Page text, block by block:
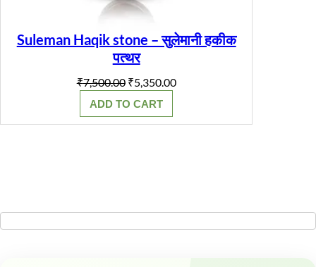
Suleman Haqik stone – सुलेमानी हकीक
पत्थर
₹7,500.00 Original
price
was:
₹7,500.00.
₹5,350.00Current
ADD TO CART